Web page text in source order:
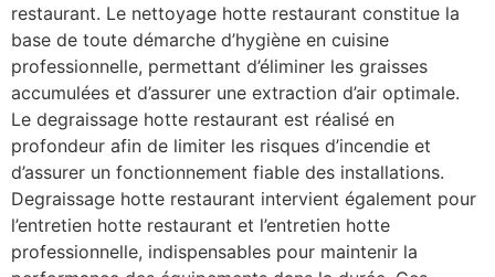
restaurant. Le nettoyage hotte restaurant constitue la
base de toute démarche d’hygiène en cuisine
professionnelle, permettant d’éliminer les graisses
accumulées et d’assurer une extraction d’air optimale.
Le degraissage hotte restaurant est réalisé en
profondeur afin de limiter les risques d’incendie et
d’assurer un fonctionnement fiable des installations.
Degraissage hotte restaurant intervient également pour
l’entretien hotte restaurant et l’entretien hotte
professionnelle, indispensables pour maintenir la